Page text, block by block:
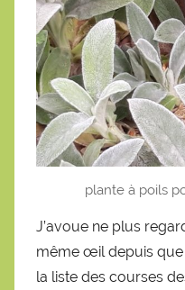
plante à poils
J’avoue ne plus
même œil depuis que
la liste des courses